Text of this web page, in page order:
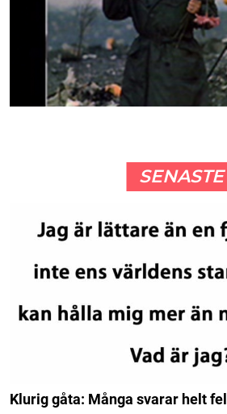
SENASTE
Klurig gåta: Många svarar helt fel